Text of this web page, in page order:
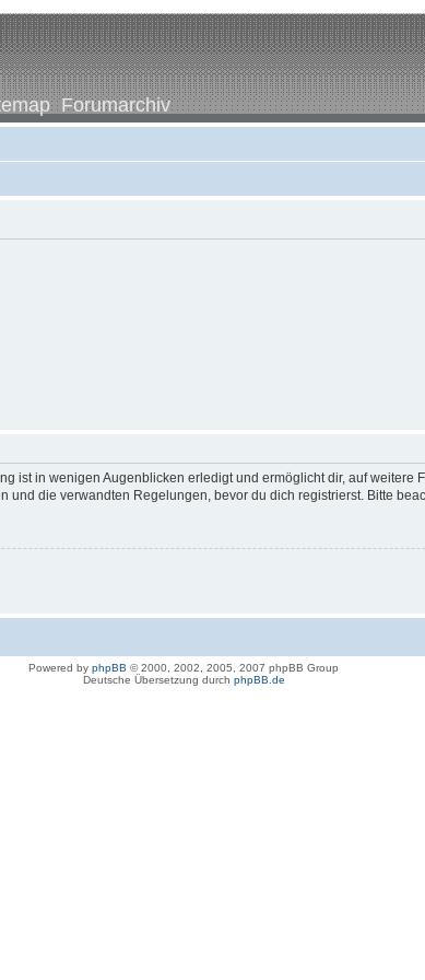
Forumarchiv
ist in wenigen Augenblicken erledigt und ermöglicht dir, auf
die verwandten Regelungen, bevor du dich registrierst. Bitte
Powered by phpBB © 2000, 2002, 2005, 2007 phpBB Group
Deutsche Übersetzung durch phpBB.de